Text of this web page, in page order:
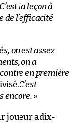
la leçon à
de l’efficacité
on est assez
on a
en première
C’est
encore. »
joueur a dix-